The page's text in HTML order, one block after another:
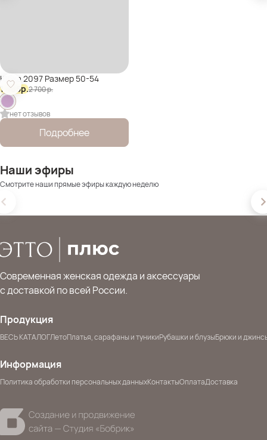
Юбка 2097 Размер 50-54
1 485р.2 700р.
нет отзывов
Подробнее
Наши эфиры
Смотрите наши прямые эфиры каждую неделю
Современная женская одежда и аксессуары
с доставкой по всей России.
Продукция
ВЕСЬ КАТАЛОГЛетоПлатья, сарафаны и туникиРубашки и блузыБрюки и
Информация
Политика обработки персональных данныхКонтактыОплатаДоставка